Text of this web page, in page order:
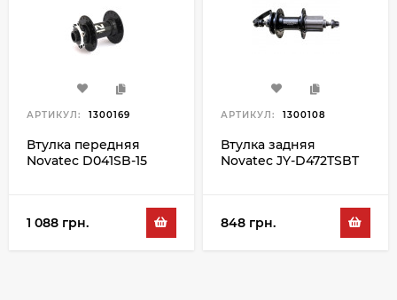
АРТИКУЛ: 1300169
Втулка передняя
Novatec D041SB-15
1 088 грн.
АРТИКУЛ: 1300108
Втулка задняя
Novatec JY-D472TSBT
848 грн.